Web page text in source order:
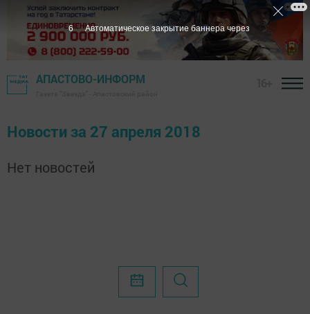
АПАСТОВО-ИНФОРМ
Новости за 27 апреля 2018
Нет новостей
6 Автоматическое закрытие баннера через